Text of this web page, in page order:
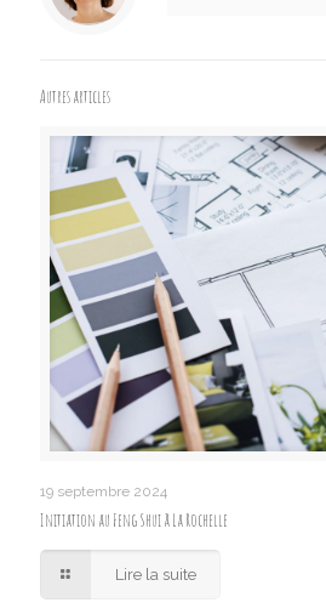
Autres articles
19 septembre 2024
Initiation au Feng Shui à La Rochelle
Lire la suite